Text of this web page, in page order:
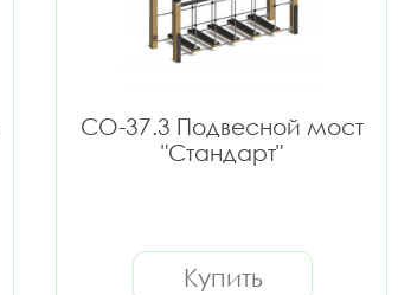
СО-37.3 Подвесной мост
"Стандарт"
Купить